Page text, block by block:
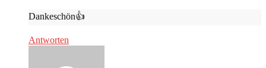
Dankeschön👍
Antworten